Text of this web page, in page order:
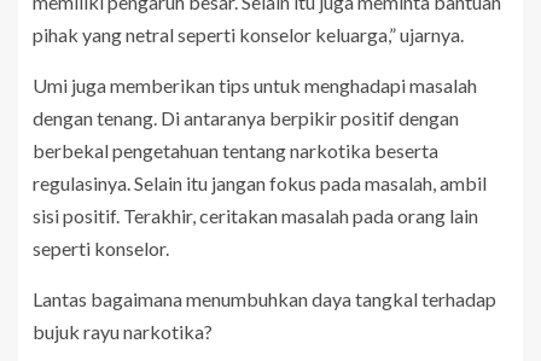
pihak yang netral seperti konselor keluarga,” ujarnya.
Umi juga memberikan tips untuk menghadapi masalah
dengan tenang. Di antaranya berpikir positif dengan
berbekal pengetahuan tentang narkotika beserta
regulasinya. Selain itu jangan fokus pada masalah, ambil
sisi positif. Terakhir, ceritakan masalah pada orang lain
seperti konselor.
Lantas bagaimana menumbuhkan daya tangkal terhadap
bujuk rayu narkotika?